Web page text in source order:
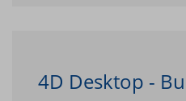
4D Desktop -